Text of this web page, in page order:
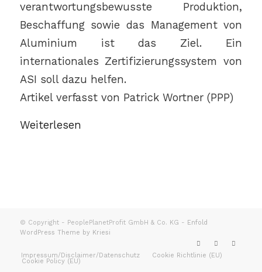
verantwortungsbewusste Produktion,
Beschaffung sowie das Management von
Aluminium ist das Ziel. Ein
internationales Zertifizierungssystem von
ASI soll dazu helfen.
Artikel verfasst von Patrick Wortner (PPP)
Weiterlesen
© Copyright - PeoplePlanetProfit GmbH & Co. KG - Enfold
WordPress Theme by Kriesi
Impressum/Disclaimer/Datenschutz Cookie Richtlinie (EU)
Cookie Policy (EU)